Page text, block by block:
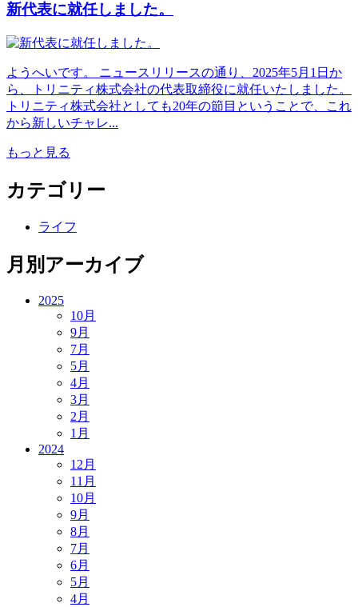
新代表に就任しました。
ようへいです。 ニュースリリースの通り、2025年5月1日か
ら、トリニティ株式会社の代表取締役に就任いたしました。
トリニティ株式会社としても20年の節目ということで、これ
から新しいチャレ...
もっと見る
カテゴリー
ライフ
月別アーカイブ
2025
10月
9月
7月
5月
4月
3月
2月
1月
2024
12月
11月
10月
9月
8月
7月
6月
5月
4月